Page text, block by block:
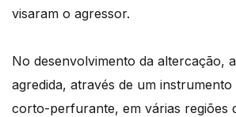
visaram o agressor.
No desenvolvimento da altercação,
agredida, através de um
corto-perfurante, em várias regiões